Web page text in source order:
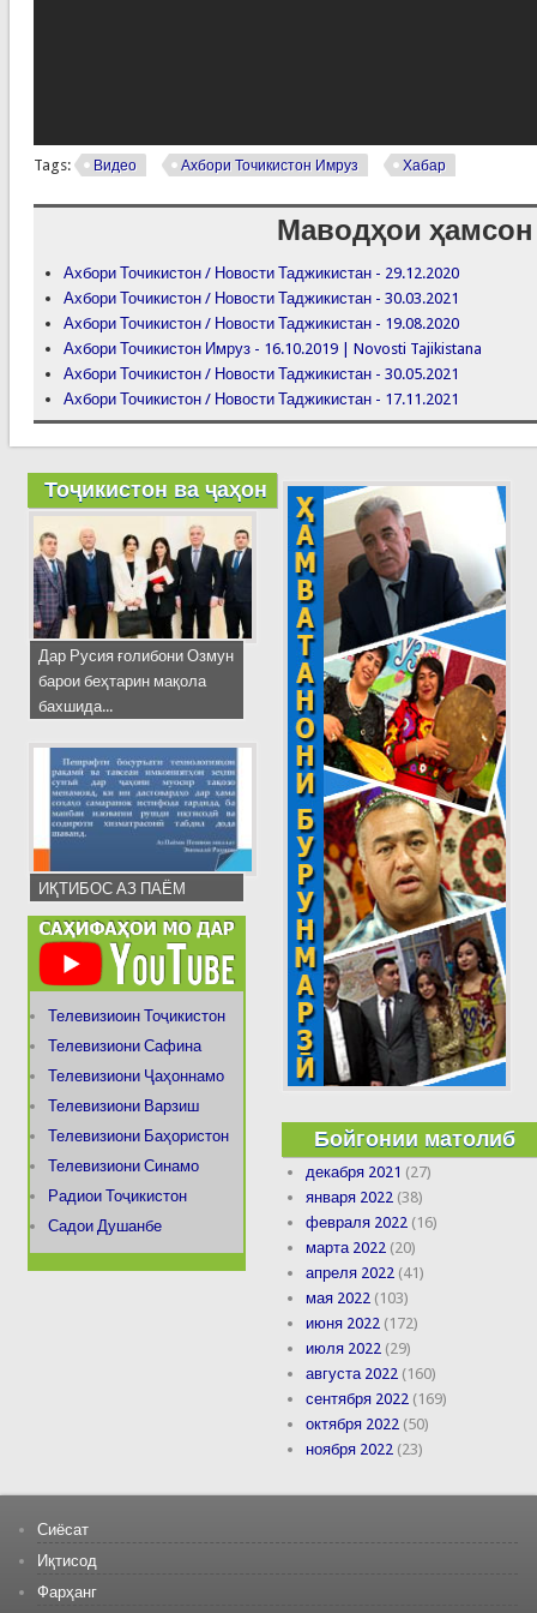
Tags: Видео Ахбори Точикистон Имруз Хабар
Маводҳои ҳамсон
Ахбори Точикистон / Новости Таджикистан - 29.12.2020
Ахбори Точикистон / Новости Таджикистан - 30.03.2021
Ахбори Точикистон / Новости Таджикистан - 19.08.2020
Ахбори Точикистон Имруз - 16.10.2019 | Novosti Tajikistana
Ахбори Точикистон / Новости Таджикистан - 30.05.2021
Ахбори Точикистон / Новости Таджикистан - 17.11.2021
Тоҷикистон ва ҷаҳон
Дар Русия ғолибони Озмун
барои беҳтарин мақола
бахшида...
ИҚТИБОС АЗ ПАЁМ
Телевизиоин Тоҷикистон
Телевизиони Сафина
Телевизиони Ҷаҳоннамо
Телевизиони Варзиш
Телевизиони Баҳористон
Телевизиони Синамо
Радиои Тоҷикистон
Садои Душанбе
Бойгонии матолиб
декабря 2021 (27)
января 2022 (38)
февраля 2022 (16)
марта 2022 (20)
апреля 2022 (41)
мая 2022 (103)
июня 2022 (172)
июля 2022 (29)
августа 2022 (160)
сентября 2022 (169)
октября 2022 (50)
ноября 2022 (23)
Сиёсат
Иқтисод
Фарҳанг